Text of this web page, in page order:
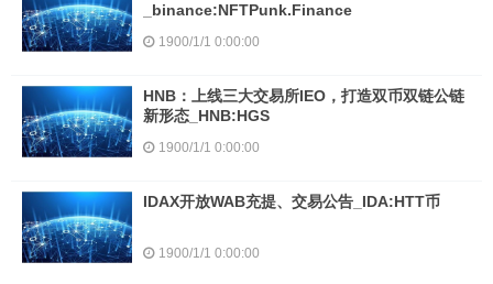
_binance:NFTPunk.Finance
1900/1/1 0:00:00
HNB：上线三大交易所IEO，打造双币双链公链
新形态_HNB:HGS
1900/1/1 0:00:00
IDAX开放WAB充提、交易公告_IDA:HTT币
1900/1/1 0:00:00